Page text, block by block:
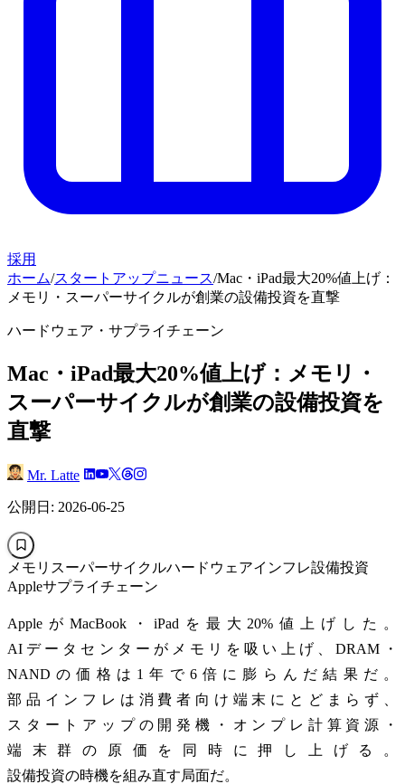
採用
ホーム/スタートアップニュース/Mac・iPad最大20%値上げ：
メモリ・スーパーサイクルが創業の設備投資を直撃
ハードウェア・サプライチェーン
Mac・iPad最大20%値上げ：メモリ・
スーパーサイクルが創業の設備投資を
直撃
Mr. Latte
公開日: 2026-06-25
メモリスーパーサイクルハードウェアインフレ設備投資
Appleサプライチェーン
AppleがMacBook・iPadを最大20%値上げした。
AIデータセンターがメモリを吸い上げ、DRAM・
NANDの価格は1年で6倍に膨らんだ結果だ。
部品インフレは消費者向け端末にとどまらず、
スタートアップの開発機・オンプレ計算資源・
端末群の原価を同時に押し上げる。
設備投資の時機を組み直す局面だ。